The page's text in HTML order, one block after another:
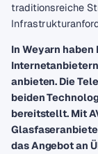
traditionsreiche
In Weyarn haben
anbieten. Die
beiden
bereitstellt. Mit
das Angebot an